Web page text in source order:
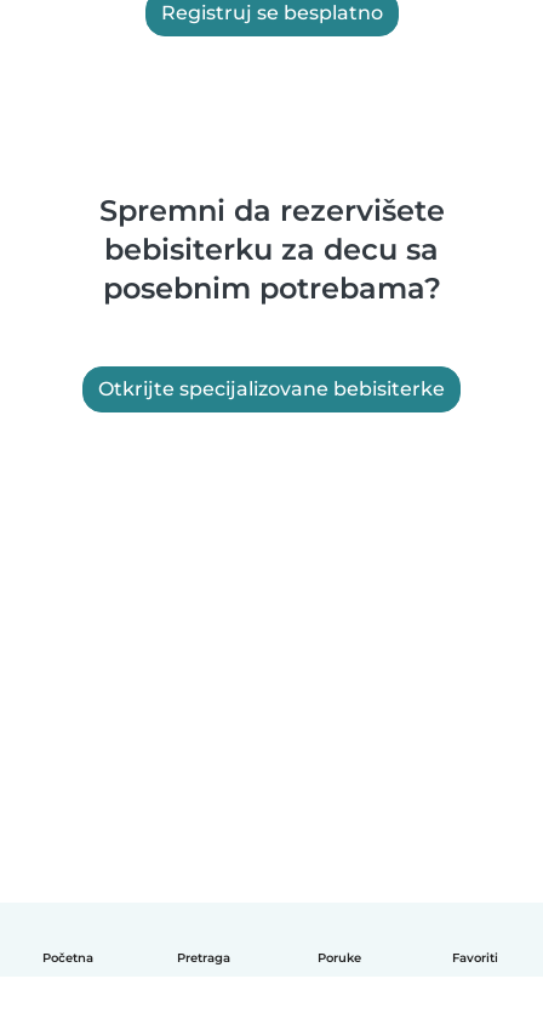
Početna Pretraga Poruke Favoriti
Registruj se besplatno
Spremni da rezervišete
bebisiterku za decu sa
posebnim potrebama?
Otkrijte specijalizovane bebisiterke